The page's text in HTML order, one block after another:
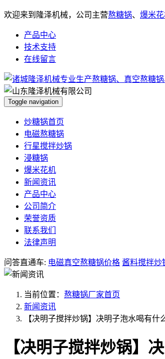
欢迎来到隆泽机械，公司主营熬糖锅、 爆米
产品中心
技术支持
在线留言
Toggle navigation
炒糖锅首页
电磁熬糖锅
行星搅拌炒锅
浸糖锅
爆米花机
新闻资讯
产品中心
公司简介
荣誉资质
联系我们
法律声明
问答直通车: 电磁真空熬糖锅价格 酱料搅拌炒
当前位置： 熬糖锅厂家首页
新闻资讯
【决明子搅拌炒锅】决明子泡水喝有什
【决明子搅拌炒锅】